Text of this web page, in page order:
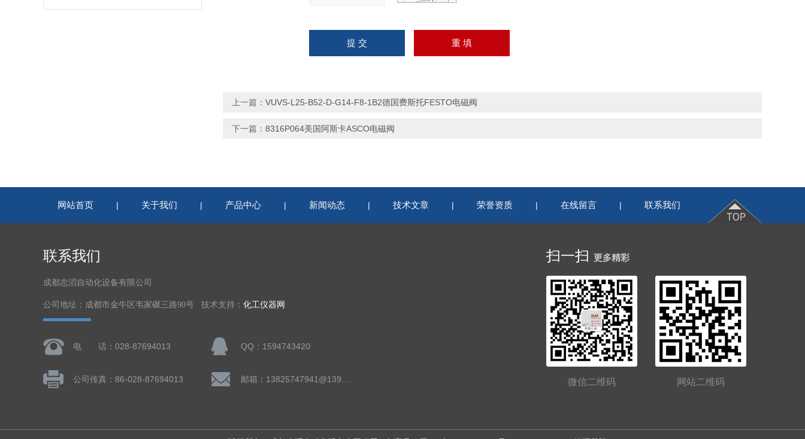
上一篇： VUVS-L25-B52-D-G14-F8-1B2德国费斯托FESTO电磁阀
下一篇： 8316P064美国阿斯卡ASCO电磁阀
网站首页 | 关于我们 | 产品中心 | 新闻动态 | 技术文章 | 荣誉资质 | 在线留言 | 联系我们
联系我们
成都志滔自动化设备有限公司
公司地址：成都市金牛区韦家碾三路90号 技术支持： 化工仪器网
电 话：028-87694013 QQ：1594743420
公司传真：86-028-87694013
扫一扫 更多精彩
微信二维码 网站二维码